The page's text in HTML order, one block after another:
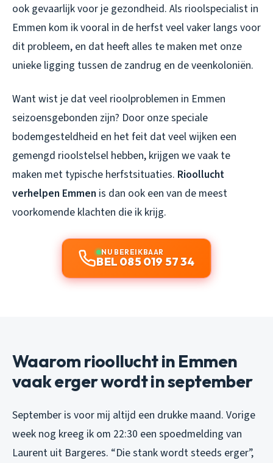
ook gevaarlijk voor je gezondheid. Als rioolspecialist in
Emmen kom ik vooral in de herfst veel vaker langs voor
dit probleem, en dat heeft alles te maken met onze
unieke ligging tussen de zandrug en de veenkoloniën.
Want wist je dat veel rioolproblemen in Emmen
seizoensgebonden zijn? Door onze speciale
bodemgesteldheid en het feit dat veel wijken een
gemengd rioolstelsel hebben, krijgen we vaak te
maken met typische herfstsituaties. Rioollucht
verhelpen Emmen is dan ook een van de meest
voorkomende klachten die ik krijg.
NU BEREIKBAAR
BEL 085 019 57 34
Waarom rioollucht in Emmen
vaak erger wordt in september
September is voor mij altijd een drukke maand. Vorige
week nog kreeg ik om 22:30 een spoedmelding van
Laurent uit Bargeres. “Die stank wordt steeds erger”,